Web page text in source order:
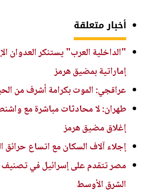
أخبار متعلقة
"الداخلية العرب" يستنكر العدوان
إماراتية بمضيق هرمز
عراقجي: الموت بكرامة أشرف من
طهران: لا محادثات مباشرة مع
إغلاق مضيق هرمز
إجلاء آلاف السكان مع اتساع حرائق
مصر تتقدم على إسرائيل في
الشرق الأوسط